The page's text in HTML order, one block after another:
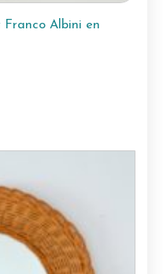
Albini en